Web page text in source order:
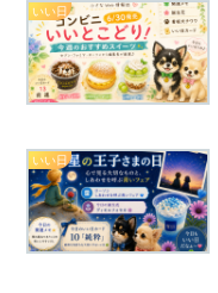
いい日
いい日